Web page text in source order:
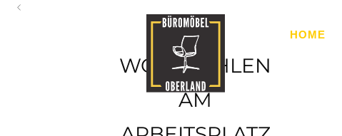
HOME
WOHLFÜHLEN
AM